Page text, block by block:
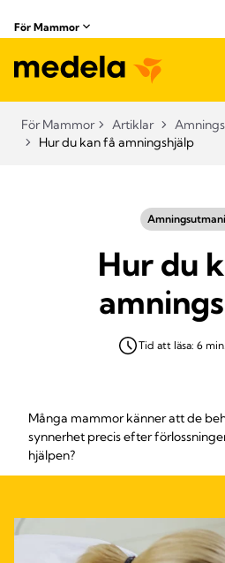
För Mammor
För Mammor Artiklar
Hur du kan få amningshjälp
Hur du
Tid att läsa: 6 min.
Många mammor känner att de
synnerhet precis efter
hjälpen?